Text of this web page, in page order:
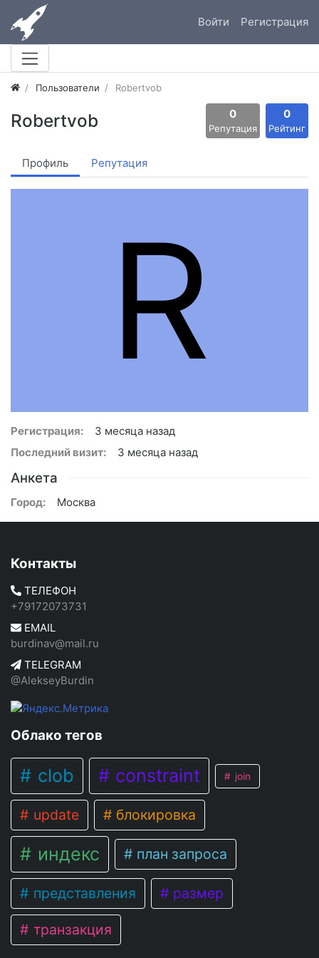
Войти Регистрация
Пользователи Robertvob
Robertvob 0
Репутация
0
Рейтинг
Профиль Репутация
R
Регистрация:
3 месяца назад
Последний визит:
3 месяца назад
Анкета
Город: Москва
Контакты
ТЕЛЕФОН
+79172073731
EMAIL
burdinav@mail.ru
TELEGRAM
@AlekseyBurdin
Облако тегов
clob constraint join
update блокировка
индекс план запроса
представления размер
транзакция